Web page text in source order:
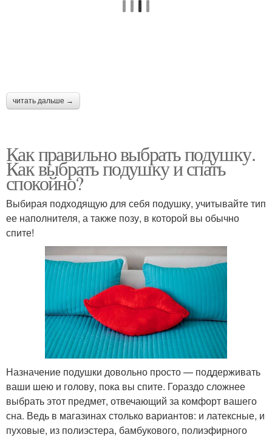
читать дальше →
Как правильно выбрать подушку.
Как выбрать подушку и спать
спокойно?
Выбирая подходящую для себя подушку, учитывайте тип
ее наполнителя, а также позу, в которой вы обычно
спите!
Назначение подушки довольно просто — поддерживать
ваши шею и голову, пока вы спите. Гораздо сложнее
выбрать этот предмет, отвечающий за комфорт вашего
сна. Ведь в магазинах столько вариантов: и латексные, и
пуховые, из полиэстера, бамбукового, полиэфирного